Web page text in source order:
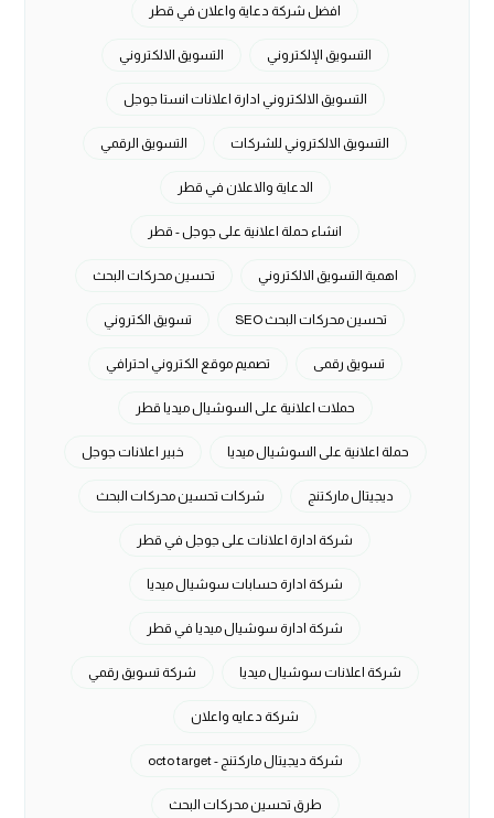
افضل شركة دعاية واعلان في قطر
التسويق الإلكتروني التسويق الالكتروني
التسويق الالكتروني ادارة اعلانات انستا جوجل
التسويق الالكتروني للشركات التسويق الرقمي
الدعاية والاعلان في قطر
انشاء حملة اعلانية على جوجل - قطر
اهمية التسويق الالكتروني تحسين محركات البحث
تحسين محركات البحث SEO تسويق الكتروني
تسويق رقمى تصميم موقع الكتروني احترافي
حملات اعلانية على السوشيال ميديا قطر
حملة اعلانية على السوشيال ميديا خبير اعلانات جوجل
ديجيتال ماركتنج شركات تحسين محركات البحث
شركة ادارة اعلانات على جوجل في قطر
شركة ادارة حسابات سوشيال ميديا
شركة ادارة سوشيال ميديا في قطر
شركة اعلانات سوشيال ميديا شركة تسويق رقمي
شركة دعايه واعلان
شركة ديجيتال ماركتنج - octo target
طرق تحسين محركات البحث